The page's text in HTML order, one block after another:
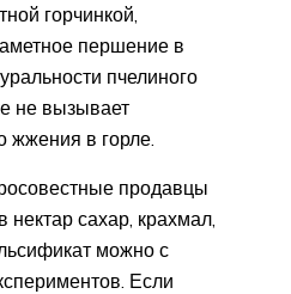
горчинкой,
першение в
пчелиного
не вызывает
жжения в горле.
продавцы
сахар, крахмал,
можно с
Если